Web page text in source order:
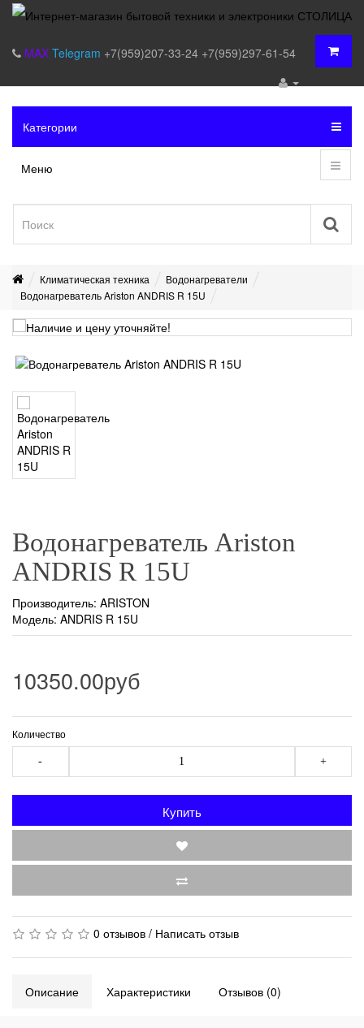
MAX Telegram +7(959)207-33-24 +7(959)297-61-54
Категории
Меню
Климатическая техника
Водонагреватели
Водонагреватель Ariston ANDRIS R 15U
Водонагреватель Ariston
ANDRIS R 15U
Производитель: ARISTON
Модель: ANDRIS R 15U
10350.00руб
Количество
- +
Купить
0 отзывов / Написать отзыв
Описание Характеристики Отзывов (0)